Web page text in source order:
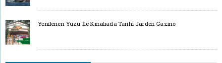
Yenilenen Yüzü İle Kınalıada Tarihi Jarden Gazino